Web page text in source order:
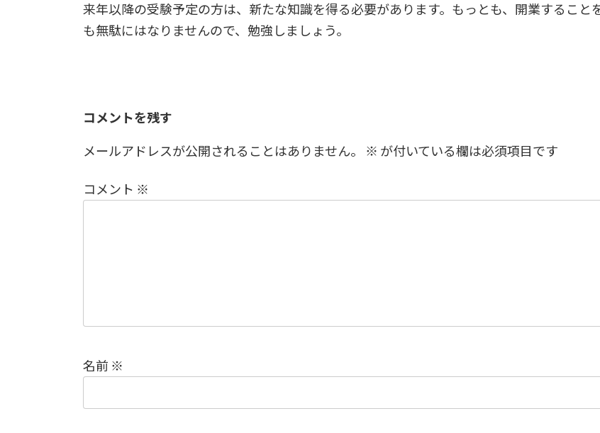
来年以降の受験予定の方は、新たな知識を得る必要があります。もっとも、開業すること
も無駄にはなりませんので、勉強しましょう。
コメントを残す
メールアドレスが公開されることはありません。 ※ が付いている欄は必須項目です
コメント ※
名前 ※